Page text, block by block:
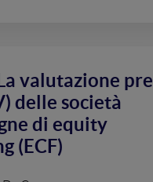
valutazione pre
delle società
di equity
(ECF)